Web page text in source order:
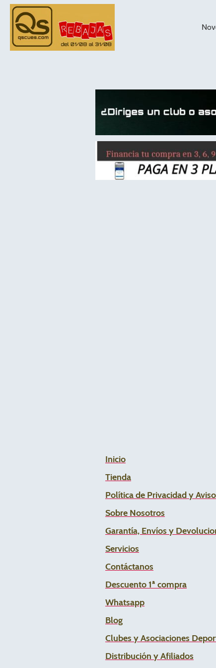
Inicio
Tienda
Política de Privacidad y
Sobre Nosotros
Garantía, Envíos y
Servicios
Contáctanos
Descuento 1ª compra
Whatsapp
Blog
Clubes y Asociaciones
Distribución y Afiliados